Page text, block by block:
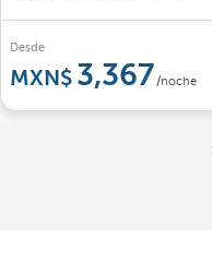
Desde
3,367/noche